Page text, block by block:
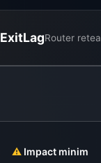
ExitLagRouter retea
⚠️ Impact minim